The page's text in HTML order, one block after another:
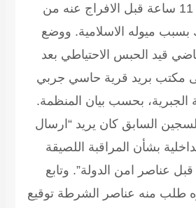
شرق تونس، لمدة 11 ساعة قبل الافراج عنه من
ميوله الاسلامية. ووضع
قيد الحبس الاحتياطي بعد
مكتب بريد قرية حاسي جربي
الجبرية، بحسب بيان المنظمة.
السابق كان يريد “ارسال
بشأن المراقبة اللصيقة
عناصر امن الدولة”. وتابع
طلب منه عناصر الشرطة توقيع